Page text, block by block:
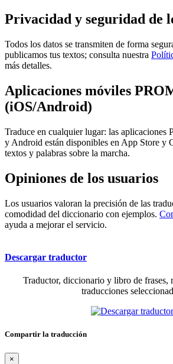
Privacidad y seguridad de
Todos los datos se transmiten de forma
publicamos tus textos; consulta nuestra
más detalles.
Aplicaciones móviles
(iOS/Android)
Traduce en cualquier lugar: las aplicaciones
y Android están disponibles en App Store y
textos y palabras sobre la marcha.
Opiniones de los usuarios
Los usuarios valoran la precisión de las
comodidad del diccionario con ejemplos.
ayuda a mejorar el servicio.
Descargar traductor
Traductor, diccionario y libro de frases,
traducciones
Compartir la traducción
×